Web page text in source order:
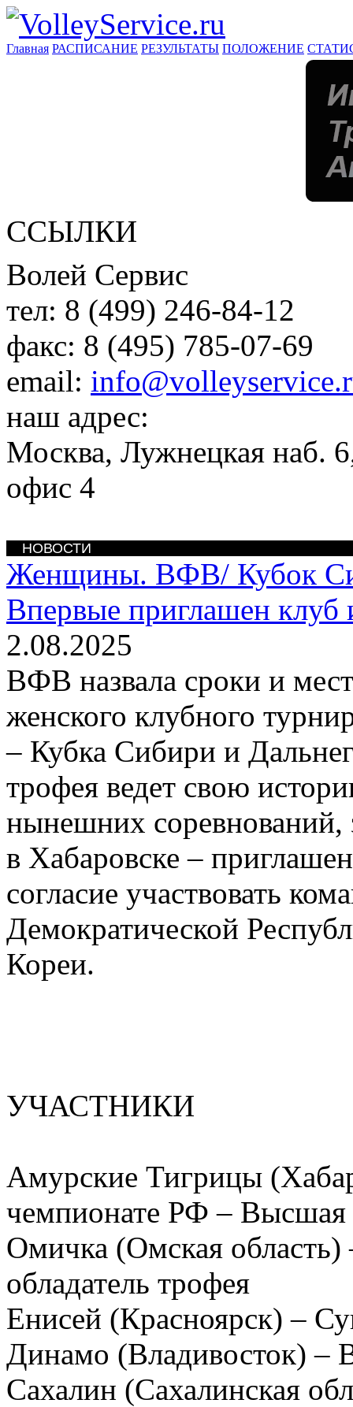
Главная РАСПИСАНИЕ РЕЗУЛЬТАТЫ ПОЛОЖЕНИЕ
ССЫЛКИ
Волей Сервис
тел: 8 (499) 246-84-12
факс: 8 (495) 785-07-69
email:
наш адрес:
Москва, Лужнецкая наб.
офис 4
НОВОСТИ
Женщины. ВФВ/ Кубок
Впервые приглашен клуб
2.08.2025
ВФВ назвала сроки и
женского клубного
– Кубка Сибири и
трофея ведет свою
нынешних соревнований,
в Хабаровске –
согласие участвовать
Демократической
Кореи.
УЧАСТНИКИ
Амурские Тигрицы
чемпионате РФ –
Омичка (Омская
обладатель трофея
Енисей (Красноярск) –
Динамо (Владивосток) –
Сахалин (Сахалинская